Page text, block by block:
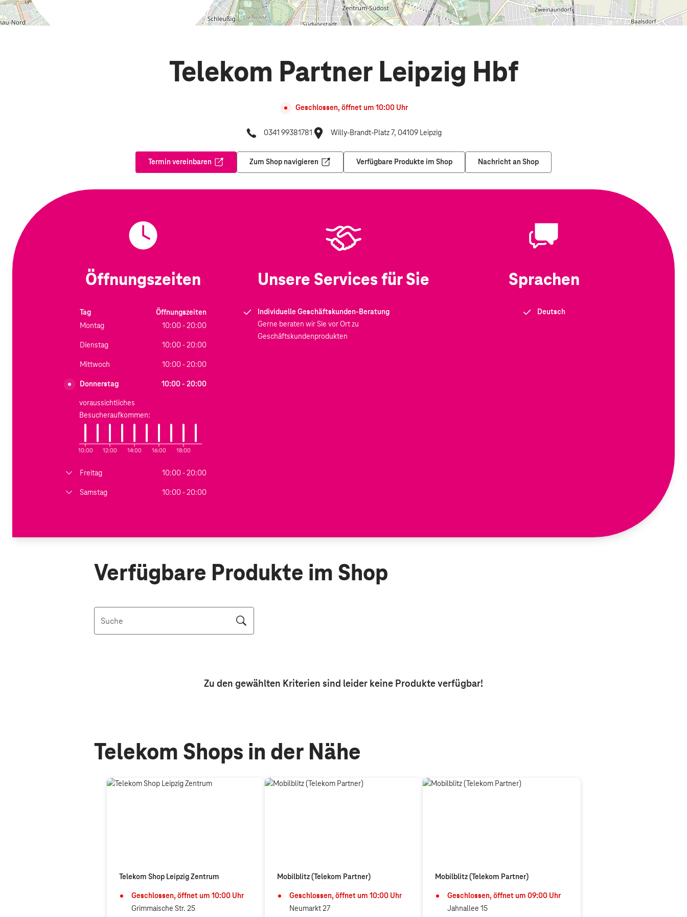
Telekom Partner Leipzig Hbf
Geschlossen, öffnet um 10:00 Uhr
0341 99381781 Willy-Brandt-Platz 7, 04109 Leipzig
Termin vereinbaren
Öffnet in einem neuen Tab
Zum Shop navigieren
Öffnet in einem neuen Tab
Verfügbare Produkte im Shop Nachricht an Shop
Öffnungszeiten
Tag
Öffnungszeiten
Montag
10:00 - 20:00
Dienstag 10:00 - 20:00
Mittwoch 10:00 - 20:00
Donnerstag 10:00 - 20:00
voraussichtliches
Besucheraufkommen:
10:00 12:00 14:00 16:00 18:00
Freitag 10:00 - 20:00
Samstag 10:00 - 20:00
Unsere Services für Sie
Individuelle Geschäftskunden-Beratung
Gerne beraten wir Sie vor Ort zu
Geschäftskundenprodukten
Sprachen
Deutsch
Verfügbare Produkte im Shop
Suche
Zu den gewählten Kriterien sind leider keine Produkteverfügbar!
Telekom Shops in der Nähe
Telekom Shop Leipzig Zentrum
Geschlossen, öffnet um 10:00Uhr
Grimmaische Str. 25
Mobilblitz (Telekom Partner)
Geschlossen, öffnet um 10:00Uhr
Neumarkt 27
Mobilblitz (Telekom Partner)
Geschlossen, öffnet um 09:00Uhr
Jahnallee 15